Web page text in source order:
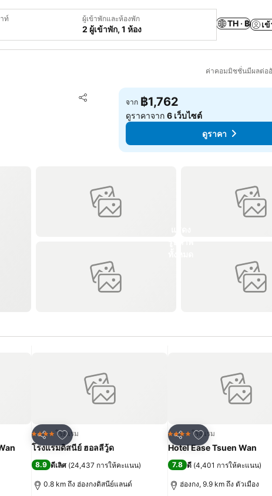
ท์ ผู้เข้าพักและห้องพัก
2 ผู้เข้าพัก, 1 ห้อง
TH · ฿ เ
ค่าคอมมิชชั่นมีผลต่อ
แชร์
เพิ่มในรายการโปรด
จาก ฿1,762
ดูราคาจาก6 เว็บไซต์
ดูราคา
แชร์
เพิ่มในรายการโปรด
4 ดาว โรงแรม
โรงแรมดิสนีย์ ฮอลลีวู้ด
8.9 ดีเลิศ (24,437 การให้คะแนน)
0.8 km ถึง ฮ่องกงดิสนีย์แลนด์
แชร์
เพิ่มในรายการโปร
4 ดาว โรงแรม
Hotel Ease Tsuen Wan
7.8 ดี (4,401 การให้คะแนน)
ฮ่องกง, 9.9 km ถึง ตัวเมือง